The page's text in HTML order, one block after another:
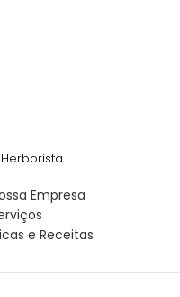
Empresa
e Receitas